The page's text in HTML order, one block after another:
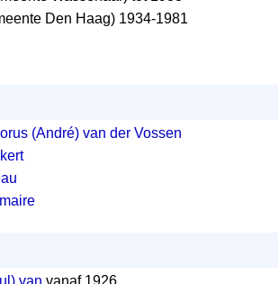
Den Haag) 1934-1981
(André) van der Vossen
van vanaf 1926